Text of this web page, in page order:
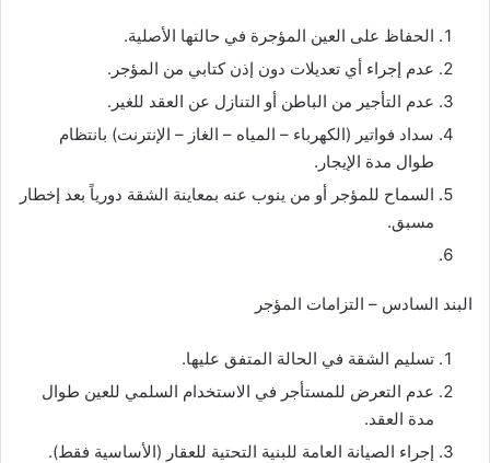
الحفاظ على العين المؤجرة في حالتها الأصلية.
عدم إجراء أي تعديلات دون إذن كتابي من المؤجر.
عدم التأجير من الباطن أو التنازل عن العقد للغير.
سداد فواتير (الكهرباء – المياه – الغاز – الإنترنت) بانتظام
طوال مدة الإيجار.
السماح للمؤجر أو من ينوب عنه بمعاينة الشقة دورياً بعد إخطار
مسبق.
البند السادس – التزامات المؤجر
تسليم الشقة في الحالة المتفق عليها.
عدم التعرض للمستأجر في الاستخدام السلمي للعين طوال
مدة العقد.
إجراء الصيانة العامة للبنية التحتية للعقار (الأساسية فقط).